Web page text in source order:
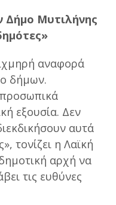
Δήμο Μυτιλήνης
αναφορά
δήμων.
εξουσία. Δεν
αυτά
τονίζει η Λαϊκή
αρχή να
τις ευθύνες